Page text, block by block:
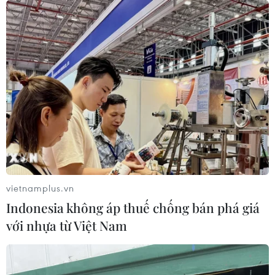
06/08/2026 22:51
Quan hệ quốc phòng Việt Nam-
Malaysia: Gắn kết chính trị, hợp tác
thực tiễn
06/08/2026 22:47
Kinh nghiệm Đổi mới của Việt Nam
hỗ trợ Lào xây dựng nền kinh tế độc
lập, tự chủ
06/08/2026 15:32
Thư mừng kỷ niệm 50 năm quan hệ
ngoại giao Việt Nam-Thái Lan
06/08/2026 15:07
vietnamplus.vn
Indonesia không áp thuế chống bán phá giá
với nhựa từ Việt Nam